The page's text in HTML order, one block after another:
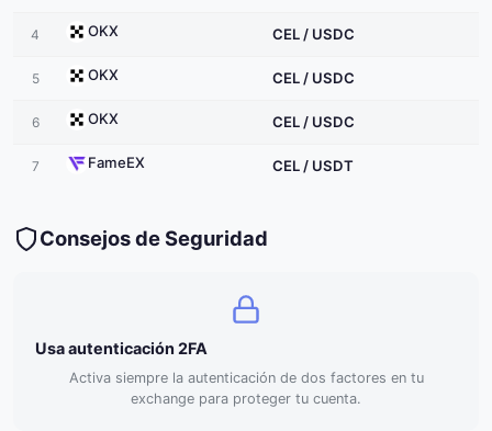
4 OKX CEL / USDC
5 OKX CEL / USDC
6 OKX CEL / USDC
7 FameEX CEL / USDT
Consejos de Seguridad
Usa autenticación 2FA
Activa siempre la autenticación de dos factores en tu
exchange para proteger tu cuenta.